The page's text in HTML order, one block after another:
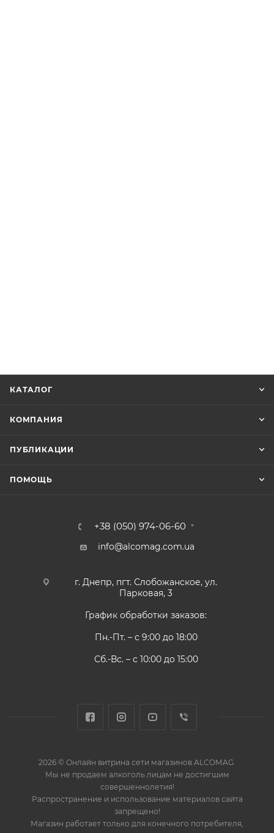
КАТАЛОГ
КОМПАНИЯ
ПУБЛИКАЦИИ
ПОМОЩЬ
+38 (050) 974-06-60
info@alcomag.com.ua
г. Днепр, пгт. Слобожанское, ул.
Парковая, 3
График обработки заказов:
Пн.-Пт. – с 9:00 до 18:00
Сб.-Вс. – с 10:00 до 15:00
2026 © Онлайн витрина сети магазинов ALCOMAG.
Мы не продаем алкоголь лицам не достигшим
совершеннолетия!
Распространение и использование материалов сайта
запрещено!
Магазин работает только для конечного потребителя,